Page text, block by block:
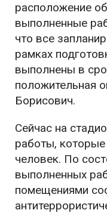
расположение
выполненные
что все
рамках
выполнены в
положительная
Борисович.
Сейчас на
работы,
человек. По
выполненных
помещениями